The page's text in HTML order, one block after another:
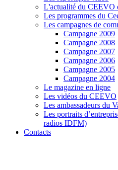
L'actualité du CEEVO
Les programmes du
Les campagnes de
Campagne 2009
Campagne 2008
Campagne 2007
Campagne 2006
Campagne 2005
Campagne 2004
Le magazine en ligne
Les vidéos du CEEVO
Les ambassadeurs du
Les portraits
radios IDFM)
Contacts